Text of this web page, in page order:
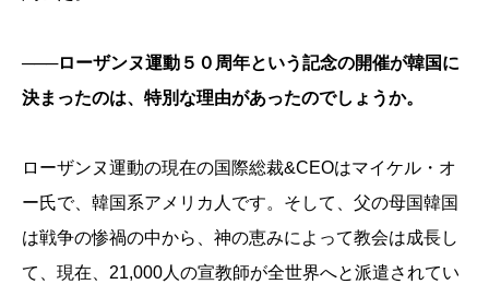
───ローザンヌ運動５０周年という記念の開催が韓国に
決まったのは、特別な理由があったのでしょうか。
ローザンヌ運動の現在の国際総裁&CEOはマイケル・オ
ー氏で、韓国系アメリカ人です。そして、父の母国韓国
は戦争の惨禍の中から、神の恵みによって教会は成長し
て、現在、21,000人の宣教師が全世界へと派遣されてい